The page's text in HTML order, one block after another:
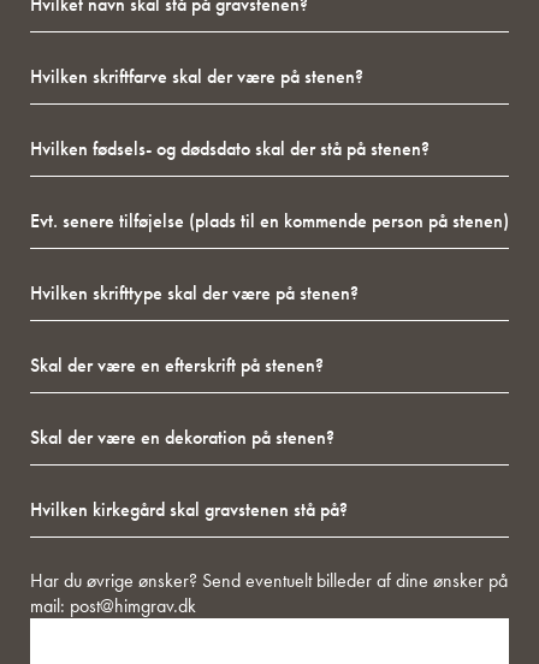
navn
skal
stå
på
skriftfarve
skal
der
være
stenen?
fødsels-
og
dødsdato
skal
stå
senere
tilføjelse
(plads
til
kommende
stenen)
skrifttype
skal
der
være
stenen?
der
være
en
efterskrift
stenen?
der
være
en
dekoration
stenen?
kirkegård
skal
gravstenen
stå
på?
Besked
Har du øvrige ønsker? Send eventuelt billeder af dine ønsker på
mail: post@himgrav.dk